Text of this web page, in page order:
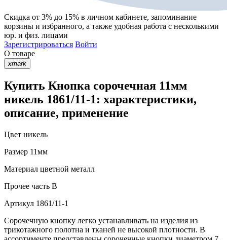
Скидка от 3% до 15% в личном кабинете, запоминание
корзины и избранного, а также удобная работа с несколькими
юр. и физ. лицами
Зарегистрироваться Войти
О товаре
xmark
Купить Кнопка сорочечная 11мм
никель 1861/11-1: характеристики,
описание, применение
Цвет никель
Размер 11мм
Материал цветной металл
Прочее часть В
Артикул 1861/11-1
Сорочечную кнопку легко устанавливать на изделия из
трикотажного полотна и тканей не высокой плотности. В